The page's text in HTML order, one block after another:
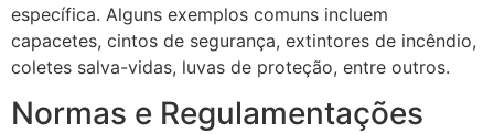
específica. Alguns exemplos comuns incluem
capacetes, cintos de segurança, extintores de incêndio,
coletes salva-vidas, luvas de proteção, entre outros.
Normas e Regulamentações